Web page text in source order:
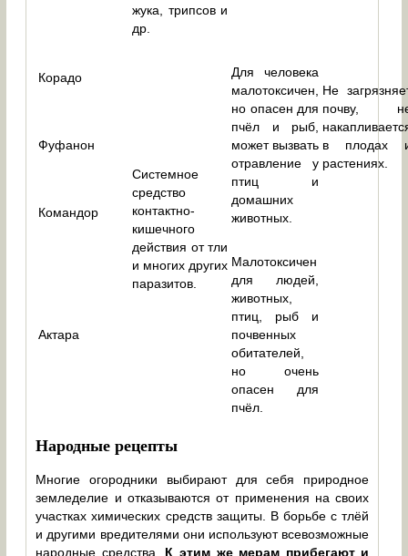
жука, трипсов и
др.
Не
почву,
в плодах
растениях.
Корадо
Системное
средство
контактно-
кишечного
действия от тли
и многих других
паразитов.
Для человека
малотоксичен,
но опасен для
пчёл и рыб,
может вызвать
отравление у
птиц и
домашних
животных.
Фуфанон
Командор
Актара
Малотоксичен
для людей,
животных,
птиц, рыб и
почвенных
обитателей,
но очень
опасен для
пчёл.
Народные рецепты
Многие огородники выбирают для себя природное
земледелие и отказываются от применения на своих
участках химических средств защиты. В борьбе с тлёй
и другими вредителями они используют всевозможные
народные средства. К этим же мерам прибегают и